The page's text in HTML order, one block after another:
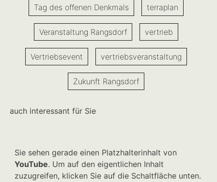
Tag des offenen Denkmals terraplan
Veranstaltung Rangsdorf vertrieb
Vertriebsevent vertriebsveranstaltung
Zukunft Rangsdorf
auch interessant für Sie
Sie sehen gerade einen Platzhalterinhalt von
YouTube. Um auf den eigentlichen Inhalt
zuzugreifen, klicken Sie auf die Schaltfläche unten.